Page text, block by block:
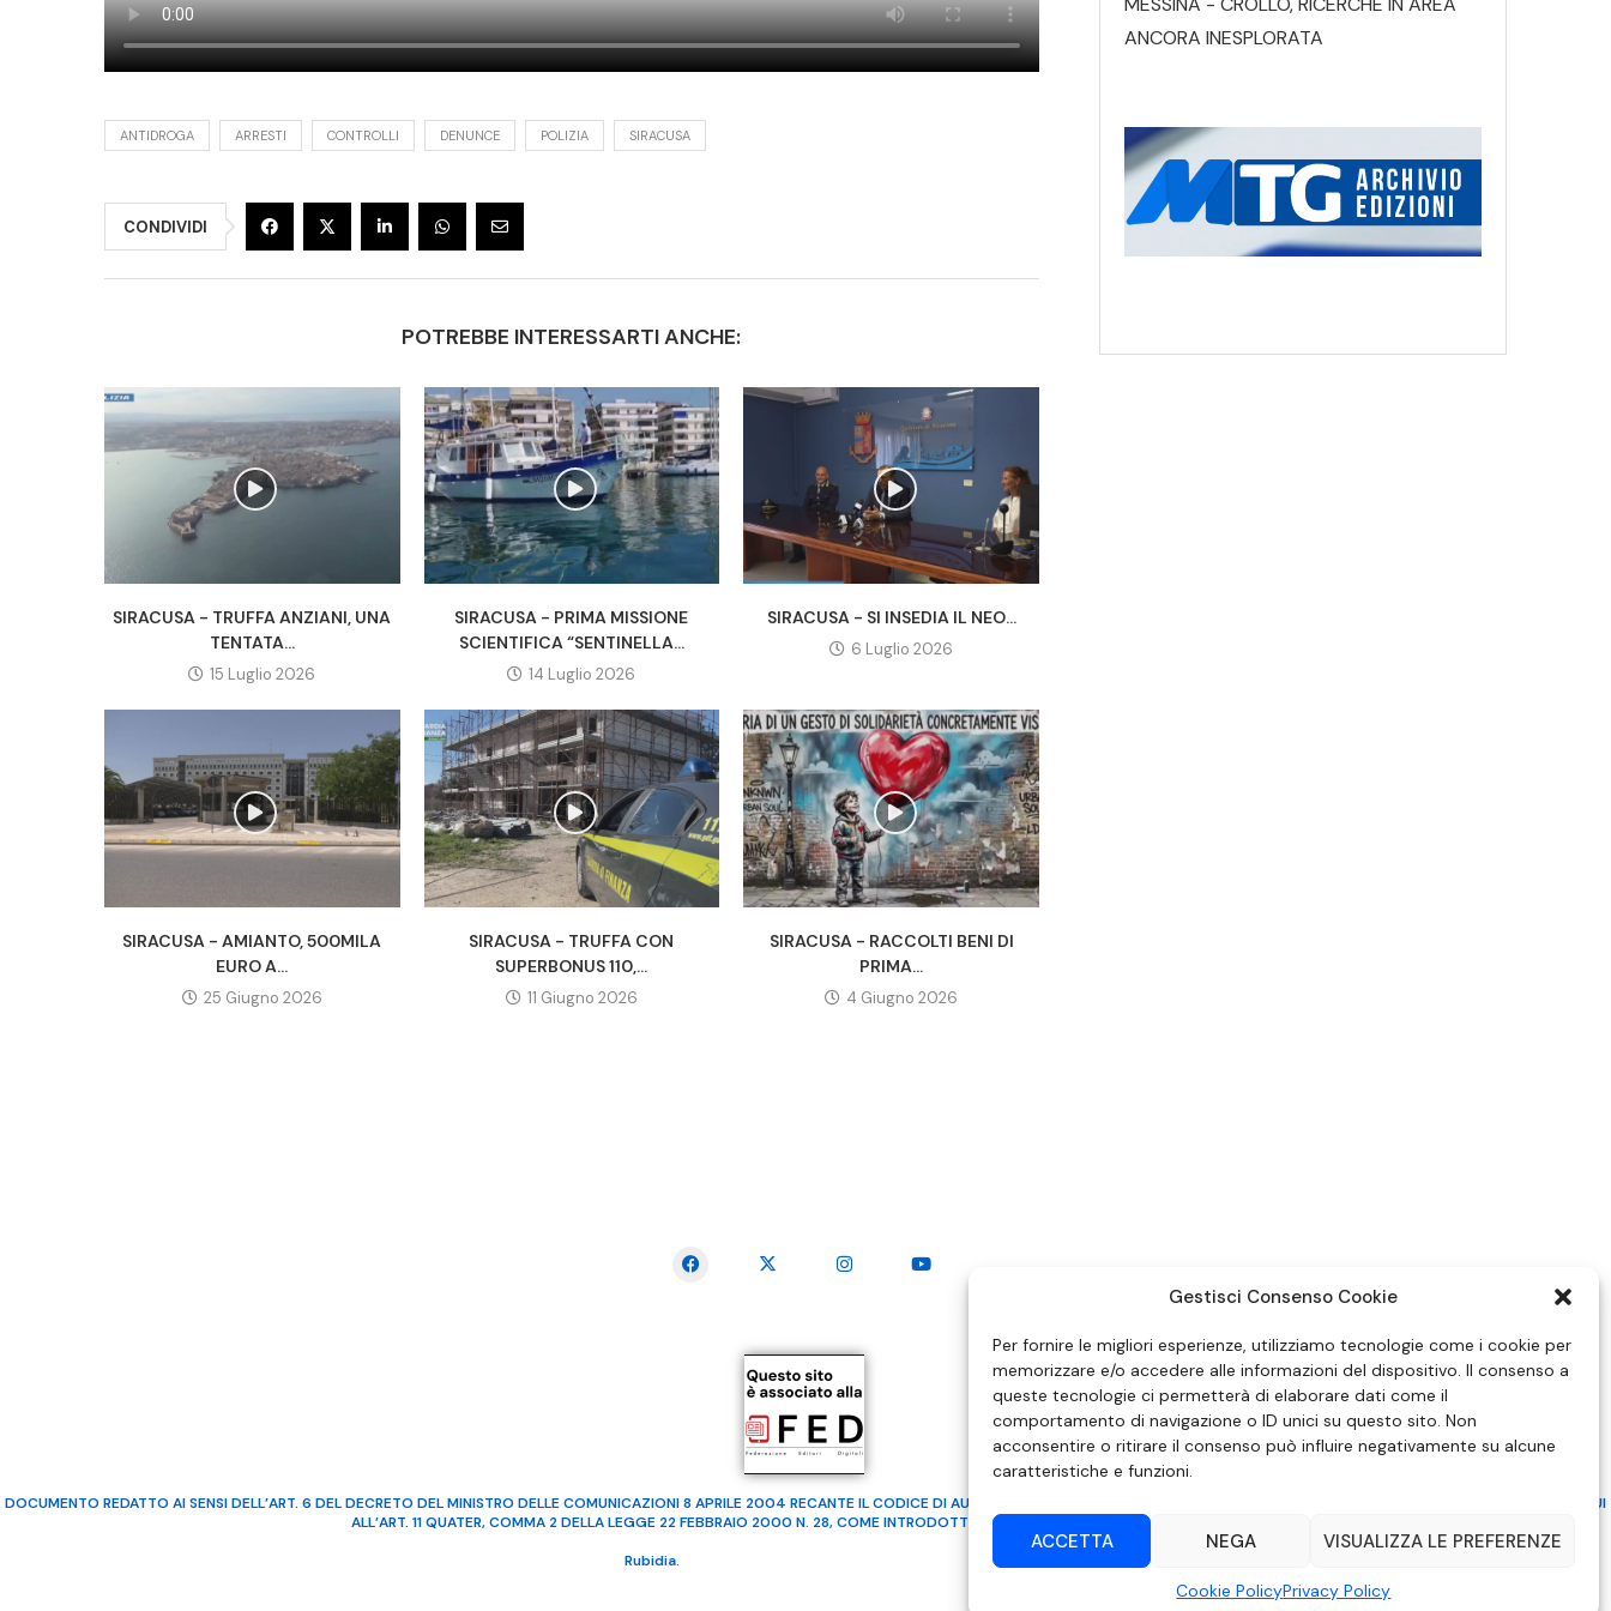
Gestisci Consenso Cookie
Per fornire le migliori esperienze, utilizziamo tecnologie come i cookie per
memorizzare e/o accedere alle informazioni del dispositivo. Il consenso a
queste tecnologie ci permetterà di elaborare dati come il
comportamento di navigazione o ID unici su questo sito. Non
acconsentire o ritirare il consenso può influire negativamente su alcune
caratteristiche e funzioni.
ACCETTA NEGA VISUALIZZA LE PREFERENZE
Cookie PolicyPrivacy Policy
ANTIDROGA ARRESTI CONTROLLI DENUNCE POLIZIA SIRACUSA
CONDIVIDI
POTREBBE INTERESSARTI ANCHE:
SIRACUSA - TRUFFA ANZIANI, UNA
TENTATA...
15 Luglio 2026
SIRACUSA - PRIMA MISSIONE
SCIENTIFICA “SENTINELLA...
14 Luglio 2026
SIRACUSA - SI INSEDIA IL NEO...
6 Luglio 2026
SIRACUSA - AMIANTO, 500MILA
EURO A...
25 Giugno 2026
SIRACUSA - TRUFFA CON
SUPERBONUS 110,...
11 Giugno 2026
SIRACUSA - RACCOLTI BENI DI
PRIMA...
4 Giugno 2026
ANCORA INESPLORATA
DOCUMENTO REDATTO AI SENSI DELL’ART. 6 DEL DECRETO DEL MINISTRO DELLE COMUNICAZIONI 8 APRILE 2004 RECANTE IL CODICE DI AUTOREGOLAMENTAZIONE IN MATERIA DI ATTUAZIONE DEL PRINCIPIO DEL PLURALISMO, DI CUI
ALL’ART. 11 QUATER, COMMA 2 DELLA LEGGE 22 FEBBRAIO 2000 N. 28, COME INTRODOTTO DALLA LEGGE 6 NOVEMBRE 2003, N. 313
Rubidia. Tutti i diritti riservati | RVM Srl – SS 115 Km 339,500 – Modica (RG) | P.Iva 00857190888.